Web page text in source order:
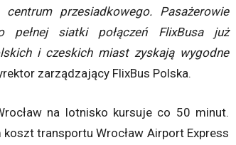
przesiadkowego. Pasażerowie
pełnej siatki połączeń FlixBusa już
i czeskich miast zyskają wygodne
zarządzający FlixBus Polska.
na lotnisko kursuje co 50 minut.
transportu Wrocław Airport Express